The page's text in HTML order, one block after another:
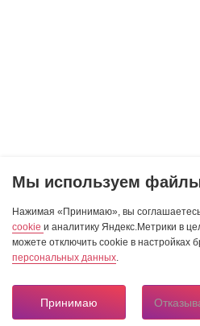
Мы используем
Нажимая «Принимаю», вы
cookie и аналитику Яндекс.Метрики в
можете отключить cookie в настройках
персональных данных.
Принимаю